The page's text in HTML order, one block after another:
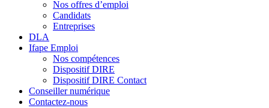
Nos offres d’emploi
Candidats
Entreprises
DLA
Ifape Emploi
Nos compétences
Dispositif DIRE
Dispositif DIRE Contact
Conseiller numérique
Contactez-nous